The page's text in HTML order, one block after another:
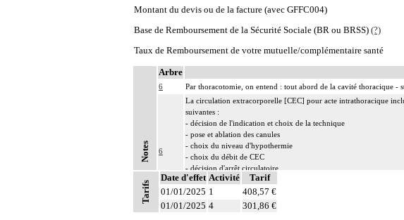
Montant du devis ou de la facture (avec GFFC004)
Base de Remboursement de la Sécurité Sociale (BR ou BRSS) (?)
Taux de Remboursement de votre mutuelle/complémentaire santé
Notes
Arbre
6 Par thoracotomie, on entend : tout abord de la cavité thoracique -
6
La circulation extracorporelle [CEC] pour acte intrathoracique
suivantes :
- décision de l'indication et choix de la technique
- pose et ablation des canules
- choix du niveau d'hypothermie
- choix du débit de CEC
- décision d'arrêt circulatoire
- définition des protocoles de remplissage
- décision de cardioplégie
- décision d'assistance circulatoire.
Tarifs
Date d'effet Activité
Tarif
01/01/2025 1
408,57 €
01/01/2025 4 301,86 €